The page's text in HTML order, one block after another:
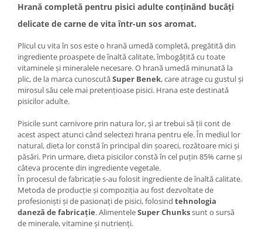
Hrană completă pentru pisici adulte conținând bucăți
delicate de carne de vita într-un sos aromat.
Plicul cu vita în sos este o hrană umedă completă, pregătită din
ingrediente proaspete de înaltă calitate, îmbogățită cu toate
vitaminele și mineralele necesare. O hrană umedă minunată la
plic, de la marca cunoscutăSuper Benek, care atrage cu gustul și
mirosul său cele mai pretențioase pisici. Hrana este destinată
pisicilor adulte.
Pisicile sunt carnivore prin natura lor, și ar trebui să ții cont de
acest aspect atunci când selectezi hrana pentru ele. În mediul lor
natural, dieta lor constă în principal din șoareci, rozătoare mici și
păsări. Prin urmare, dieta pisicilor constă în cel puțin 85% carne și
câteva procente din ingrediente vegetale.
În procesul de fabricație s-au folosit ingrediente de înaltă calitate.
Metoda de producție și compoziția au fost dezvoltate de
profesioniști și de pasionați de pisici, folosind tehnologia
daneză de fabricație. AlimenteleSuper Chunkssunt o sursă
de minerale, vitamine și nutrienți.